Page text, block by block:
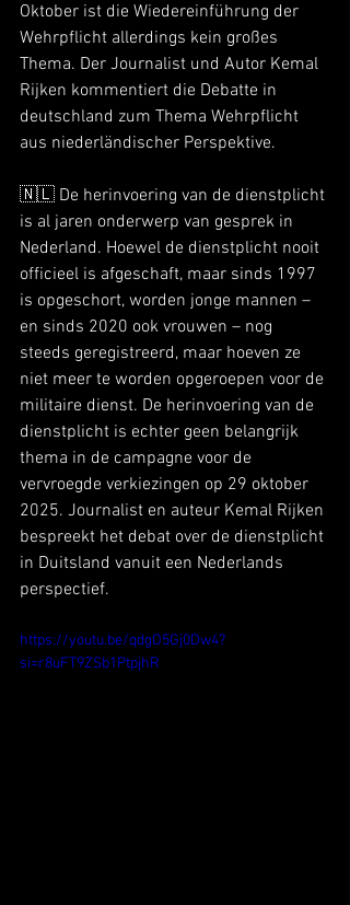
Oktober ist die Wiedereinführung der
Wehrpflicht allerdings kein großes
Thema. Der Journalist und Autor Kemal
Rijken kommentiert die Debatte in
deutschland zum Thema Wehrpflicht
aus niederländischer Perspektive.
🇳🇱 De herinvoering van de dienstplicht
is al jaren onderwerp van gesprek in
Nederland. Hoewel de dienstplicht nooit
officieel is afgeschaft, maar sinds 1997
is opgeschort, worden jonge mannen –
en sinds 2020 ook vrouwen – nog
steeds geregistreerd, maar hoeven ze
niet meer te worden opgeroepen voor de
militaire dienst. De herinvoering van de
dienstplicht is echter geen belangrijk
thema in de campagne voor de
vervroegde verkiezingen op 29 oktober
2025. Journalist en auteur Kemal Rijken
bespreekt het debat over de dienstplicht
in Duitsland vanuit een Nederlands
perspectief.
https://youtu.be/qdgO5Gj0Dw4?
si=r8uFT9ZSb1PtpjhR